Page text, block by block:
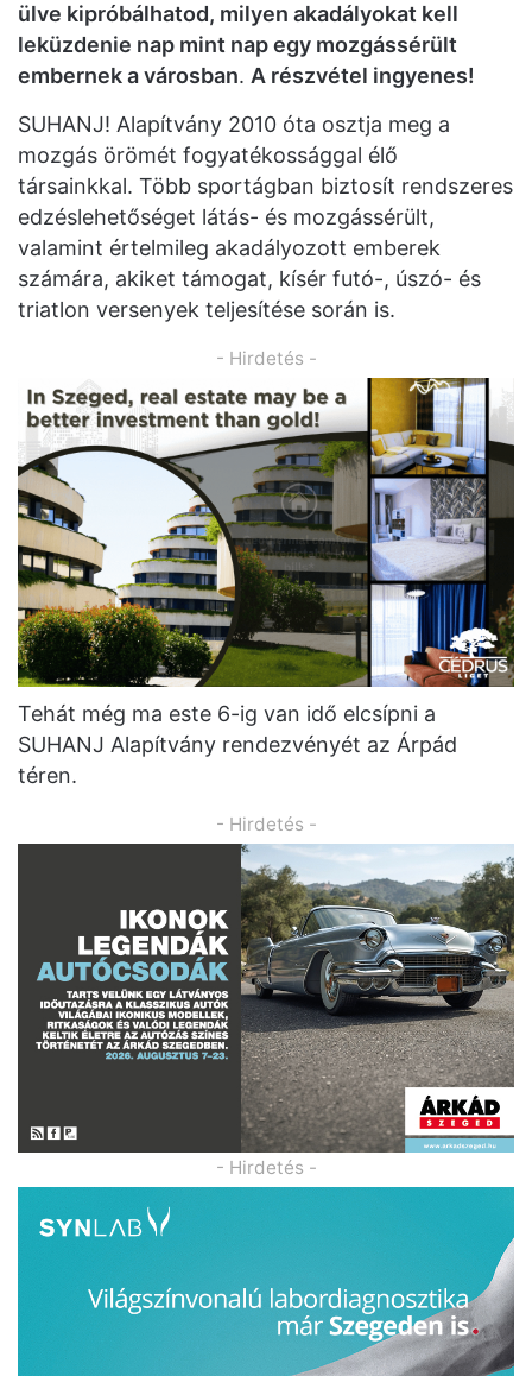
ülve kipróbálhatod, milyen akadályokat kell
leküzdenie nap mint nap egy mozgássérült
embernek a városban. A részvétel ingyenes!
SUHANJ! Alapítvány 2010 óta osztja meg a
mozgás örömét fogyatékossággal élő
társainkkal. Több sportágban biztosít rendszeres
edzéslehetőséget látás- és mozgássérült,
valamint értelmileg akadályozott emberek
számára, akiket támogat, kísér futó-, úszó- és
triatlon versenyek teljesítése során is.
- Hirdetés -
Tehát még ma este 6-ig van idő elcsípni a
SUHANJ Alapítvány rendezvényét az Árpád
téren.
- Hirdetés -
- Hirdetés -